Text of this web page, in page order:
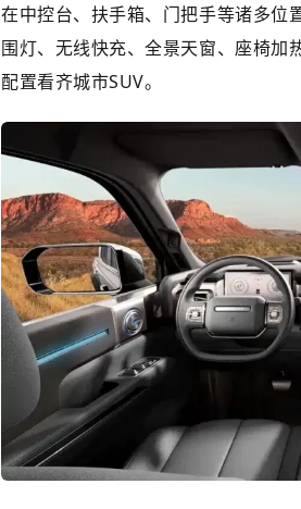
在中控台、扶手箱、门把手等诸多
围灯、无线快充、全景天窗、座椅加
配置看齐城市SUV。